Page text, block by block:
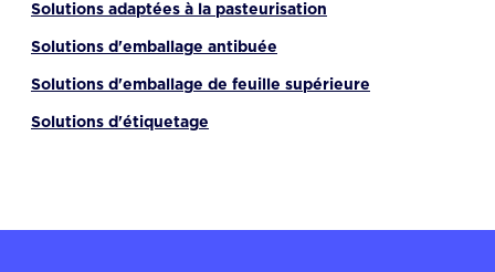
Solutions adaptées à la pasteurisation
Solutions d'emballage antibuée
Solutions d'emballage de feuille supérieure
Solutions d'étiquetage